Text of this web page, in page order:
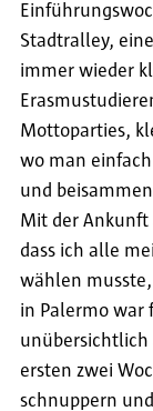
Stadtralley,
immer wieder
Mottoparties,
wo man
und
Mit der Ankunft
dass ich alle
wählen musste,
in Palermo war
unübersichtlich
ersten zwei
schnuppern